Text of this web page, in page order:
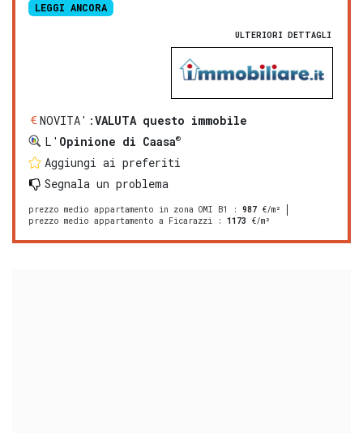
LEGGI ANCORA
ULTERIORI DETTAGLI
NOVITA':VALUTA questo immobile
L' Opinione di Caasa®
Aggiungi ai preferiti
Segnala un problema
prezzo medio appartamento in zona OMI B1 : 987 €/m²
prezzo medio appartamento a Ficarazzi : 1173 €/m²